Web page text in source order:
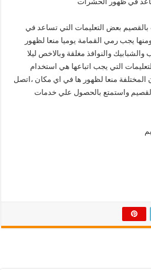
بعض التعليمات التي تساعد في
يجب رمي القمامة يوميا منعا لظهور
والنوافذ مغلقة وبالاخص ليلا
التي يجب اتباعها هي استخدام
المختلفة منعا لظهور ها في اي مكان ،اتصل
واستمتع بالحصول علي خدمات